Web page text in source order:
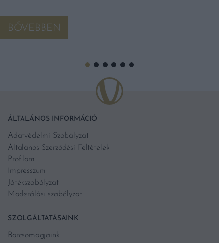
BŐVEBBEN
ÁLTALÁNOS INFORMÁCIÓ
Adatvédelmi Szabályzat
Általános Szerződési Feltételek
Profilom
Impresszum
Játékszabályzat
Moderálási szabályzat
SZOLGÁLTATÁSAINK
Borcsomagjaink